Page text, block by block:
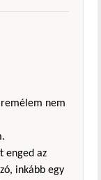
nem
enged az
inkább egy